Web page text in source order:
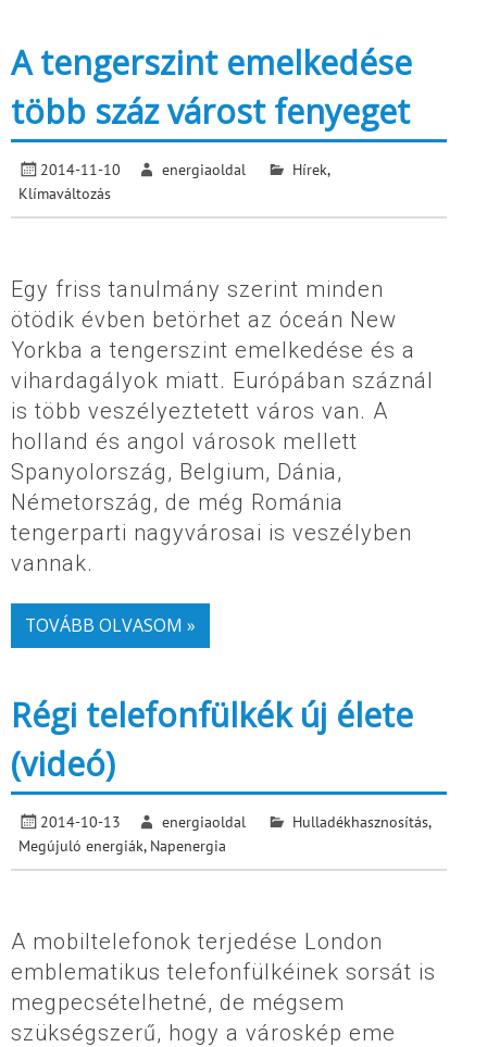
A tengerszint emelkedése
több száz várost fenyeget
2014-11-10 energiaoldal Hírek,
Klímaváltozás
Egy friss tanulmány szerint minden
ötödik évben betörhet az óceán New
Yorkba a tengerszint emelkedése és a
vihardagályok miatt. Európában száznál
is több veszélyeztetett város van. A
holland és angol városok mellett
Spanyolország, Belgium, Dánia,
Németország, de még Románia
tengerparti nagyvárosai is veszélyben
vannak.
TOVÁBB OLVASOM »
Régi telefonfülkék új élete
(videó)
2014-10-13 energiaoldal Hulladékhasznosítás,
Megújuló energiák, Napenergia
A mobiltelefonok terjedése London
emblematikus telefonfülkéinek sorsát is
megpecsételhetné, de mégsem
szükségszerű, hogy a városkép eme